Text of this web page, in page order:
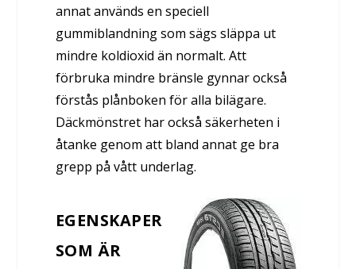
annat används en speciell
gummiblandning som sägs släppa ut
mindre koldioxid än normalt. Att
förbruka mindre bränsle gynnar också
förstås plånboken för alla bilägare.
Däckmönstret har också säkerheten i
åtanke genom att bland annat ge bra
grepp på vått underlag.
EGENSKAPER
SOM ÄR